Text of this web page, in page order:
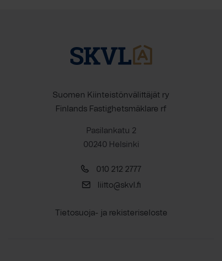
Suomen Kiinteistönvälittäjät ry
Finlands Fastighetsmäklare rf
Pasilankatu 2
00240 Helsinki
010 212 2777
liitto@skvl.fi
Tietosuoja- ja rekisteriseloste